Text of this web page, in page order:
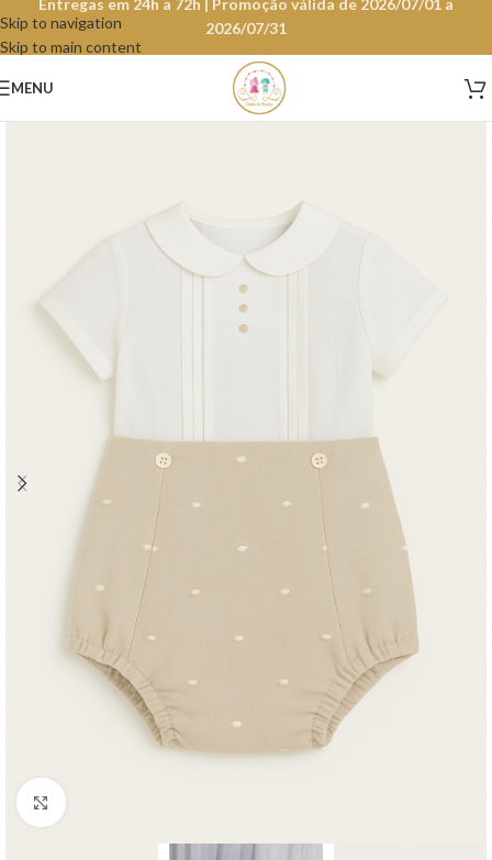
Skip to navigation
Skip to main content
Entregas em 24h a 72h | Promoção válida de 2026/07/01 a
2026/07/31
MENU
Clique para aumentar